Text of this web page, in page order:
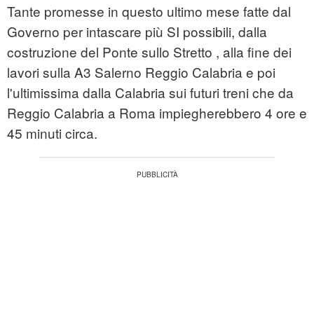
Tante promesse in questo ultimo mese fatte dal
Governo per intascare più SI possibili, dalla
costruzione del Ponte sullo Stretto , alla fine dei
lavori sulla A3 Salerno Reggio Calabria e poi
l'ultimissima dalla Calabria sui futuri treni che da
Reggio Calabria a Roma impiegherebbero 4 ore e
45 minuti circa.